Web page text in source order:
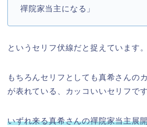
禪院家当主になる」
というセリフ伏線だと捉えています。
もちろんセリフとしても真希さんの
が表れている、カッコいいセリフです
いずれ来る真希さんの禪院家当主展